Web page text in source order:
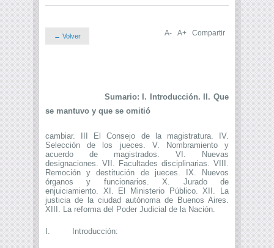
← Volver A- A+ Compartir
Sumario: I. Introducción. II. Que
se mantuvo y que se omitió
cambiar. III El Consejo de la magistratura. IV.
Selección de los jueces. V. Nombramiento y
acuerdo de magistrados. VI. Nuevas
designaciones. VII. Facultades disciplinarias. VIII.
Remoción y destitución de jueces. IX. Nuevos
órganos y funcionarios. X. Jurado de
enjuiciamiento. XI. El Ministerio Público. XII. La
justicia de la ciudad autónoma de Buenos Aires.
XIII. La reforma del Poder Judicial de la Nación.
I. Introducción: